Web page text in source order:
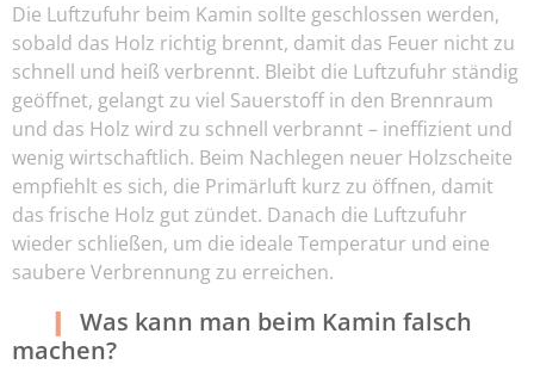
Die Luftzufuhr beim Kamin sollte geschlossen werden,
sobald das Holz richtig brennt, damit das Feuer nicht zu
schnell und heiß verbrennt. Bleibt die Luftzufuhr ständig
geöffnet, gelangt zu viel Sauerstoff in den Brennraum
und das Holz wird zu schnell verbrannt – ineffizient und
wenig wirtschaftlich. Beim Nachlegen neuer Holzscheite
empfiehlt es sich, die Primärluft kurz zu öffnen, damit
das frische Holz gut zündet. Danach die Luftzufuhr
wieder schließen, um die ideale Temperatur und eine
saubere Verbrennung zu erreichen.
Was kann man beim Kamin falsch
machen?